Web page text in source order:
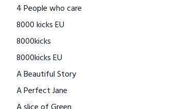
Green Jump
Houtenspeelgoed-shop.nl
Menstruatiecups.nl
Natural Heroes
Waschbär
Big Green Smile
4 People who care
8000 kicks EU
8000kicks
8000kicks EU
A Beautiful Story
A Perfect Jane
A slice of Green